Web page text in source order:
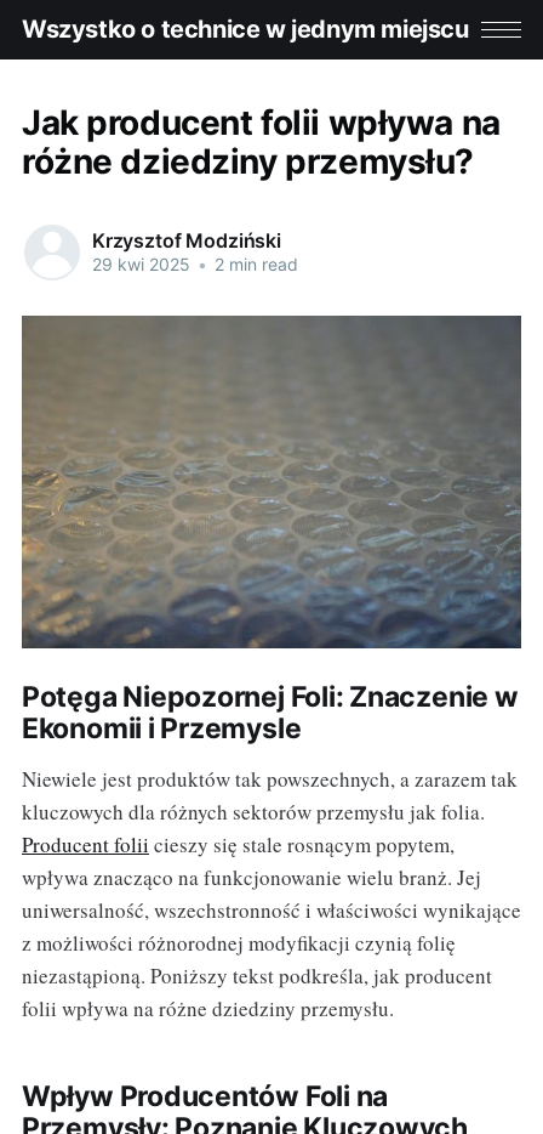
Wszystko o technice w jednym miejscu
Jak producent folii wpływa na
różne dziedziny przemysłu?
Krzysztof Modziński
29 kwi 2025 • 2 min read
Potęga Niepozornej Foli: Znaczenie w
Ekonomii i Przemysle
Niewiele jest produktów tak powszechnych, a zarazem tak
kluczowych dla różnych sektorów przemysłu jak folia.
Producent folii cieszy się stale rosnącym popytem,
wpływa znacząco na funkcjonowanie wielu branż. Jej
uniwersalność, wszechstronność i właściwości wynikające
z możliwości różnorodnej modyfikacji czynią folię
niezastąpioną. Poniższy tekst podkreśla, jak producent
folii wpływa na różne dziedziny przemysłu.
Wpływ Producentów Foli na